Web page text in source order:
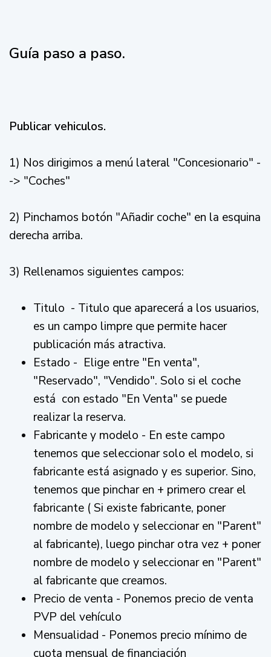
Guía paso a paso.
Publicar vehiculos.
1) Nos dirigimos a menú lateral "Concesionario" -
-> "Coches"
2) Pinchamos botón "Añadir coche" en la esquina
derecha arriba.
3) Rellenamos siguientes campos:
Titulo - Titulo que aparecerá a los usuarios,
es un campo limpre que permite hacer
publicación más atractiva.
Estado - Elige entre "En venta",
"Reservado", "Vendido". Solo si el coche
está con estado "En Venta" se puede
realizar la reserva.
Fabricante y modelo - En este campo
tenemos que seleccionar solo el modelo, si
fabricante está asignado y es superior. Sino,
tenemos que pinchar en + primero crear el
fabricante ( Si existe fabricante, poner
nombre de modelo y seleccionar en "Parent"
al fabricante), luego pinchar otra vez + poner
nombre de modelo y seleccionar en "Parent"
al fabricante que creamos.
Precio de venta - Ponemos precio de venta
PVP del vehículo
Mensualidad - Ponemos precio mínimo de
cuota mensual de financiación